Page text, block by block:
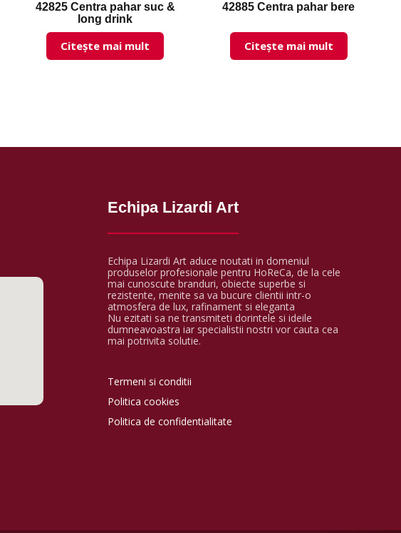
42825 Centra pahar suc &
long drink
Citește mai mult
42885 Centra pahar bere
Citește mai mult
Echipa Lizardi Art
Echipa Lizardi Art aduce noutati in domeniul
produselor profesionale pentru HoReCa, de la cele
mai cunoscute branduri, obiecte superbe si
rezistente, menite sa va bucure clientii intr-o
atmosfera de lux, rafinament si eleganta
Nu ezitati sa ne transmiteti dorintele si ideile
dumneavoastra iar specialistii nostri vor cauta cea
mai potrivita solutie.
Termeni si conditii
Politica cookies
Politica de confidentialitate